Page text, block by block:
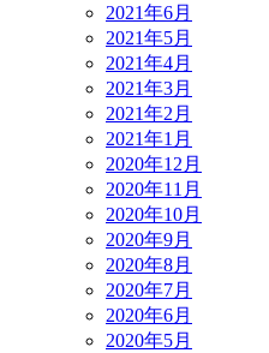
2021年6月
2021年5月
2021年4月
2021年3月
2021年2月
2021年1月
2020年12月
2020年11月
2020年10月
2020年9月
2020年8月
2020年7月
2020年6月
2020年5月